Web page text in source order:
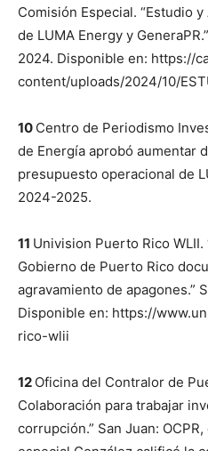
Comisión Especial. “Estudio
de LUMA Energy y
2024. Disponible en: https://
content/uploads/2024/10/
10 Centro de Periodismo
de Energía aprobó aumentar
presupuesto operacional de
2024-2025.
11 Univision Puerto Rico WLII.
Gobierno de Puerto Rico
agravamiento de apagones.”
Disponible en: https://
rico-wlii
12 Oficina del Contralor de
Colaboración para trabajar
corrupción.” San Juan: